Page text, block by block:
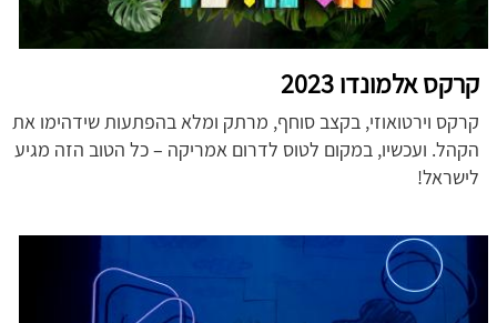
קרקס אלמונדו 2023
קרקס וירטואוזי, בקצב סוחף, מרתק ומלא בהפתעות שידהימו את
הקהל. ועכשיו, במקום לטוס לדרום אמריקה – כל הטוב הזה מגיע
לישראל!